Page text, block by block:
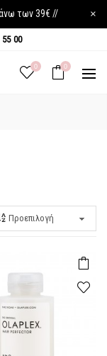
των 39€ // ×
55 00
0 0